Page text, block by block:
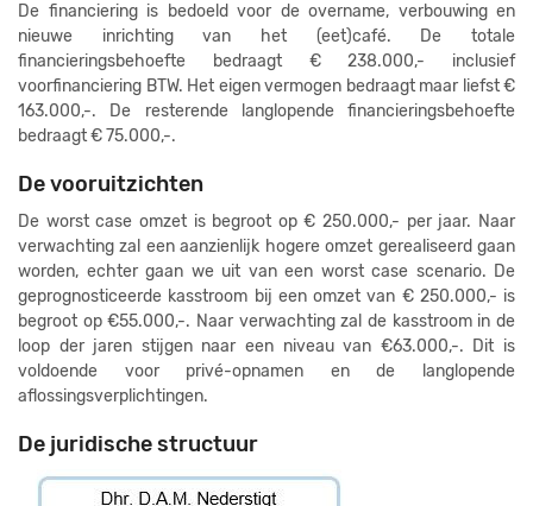
De financiering is bedoeld voor de overname, verbouwing en
nieuwe inrichting van het (eet)café. De totale
financieringsbehoefte bedraagt € 238.000,- inclusief
voorfinanciering BTW. Het eigen vermogen bedraagt maar liefst €
163.000,-. De resterende langlopende financieringsbehoefte
bedraagt € 75.000,-.
De vooruitzichten
De worst case omzet is begroot op € 250.000,- per jaar. Naar
verwachting zal een aanzienlijk hogere omzet gerealiseerd gaan
worden, echter gaan we uit van een worst case scenario. De
geprognosticeerde kasstroom bij een omzet van € 250.000,- is
begroot op €55.000,-. Naar verwachting zal de kasstroom in de
loop der jaren stijgen naar een niveau van €63.000,-. Dit is
voldoende voor privé-opnamen en de langlopende
aflossingsverplichtingen.
De juridische structuur